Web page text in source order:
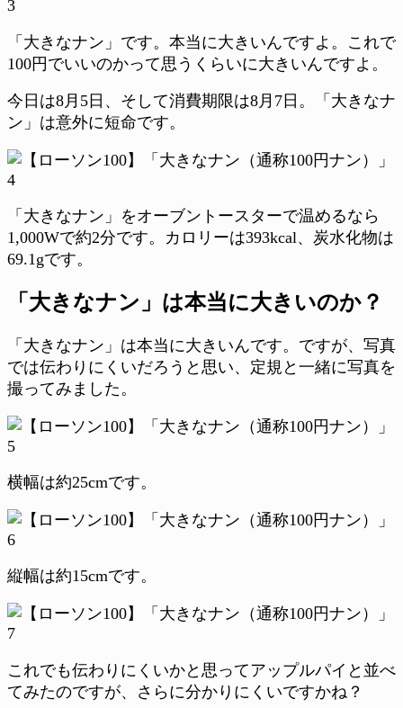
「大きなナン」です。本当に大きいんですよ。これで
100円でいいのかって思うくらいに大きいんですよ。
今日は8月5日、そして消費期限は8月7日。「大きなナ
ン」は意外に短命です。
「大きなナン」をオーブントースターで温めるなら
1,000Wで約2分です。カロリーは393kcal、炭水化物は
69.1gです。
「大きなナン」は本当に大きいのか？
「大きなナン」は本当に大きいんです。ですが、写真
では伝わりにくいだろうと思い、定規と一緒に写真を
撮ってみました。
横幅は約25cmです。
縦幅は約15cmです。
これでも伝わりにくいかと思ってアップルパイと並べ
てみたのですが、さらに分かりにくいですかね？